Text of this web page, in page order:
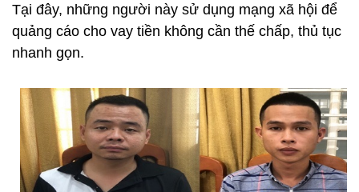
Tại đây, những người này sử dụng mạng xã hội để
quảng cáo cho vay tiền không cần thế chấp, thủ tục
nhanh gọn.